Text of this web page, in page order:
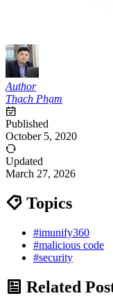
Author
Thạch Phạm
Published
October 5, 2020
Updated
March 27, 2026
Topics
#imunify360
#malicious code
#security
Related